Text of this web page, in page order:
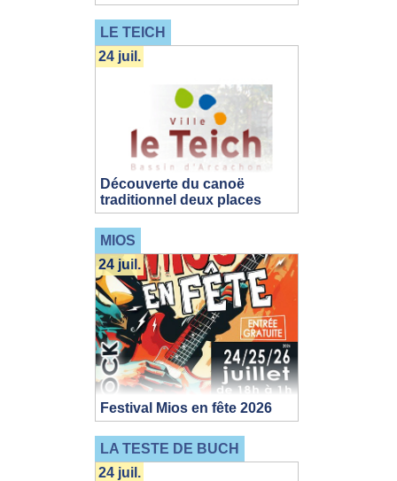
LE TEICH
Découverte du canoë
traditionnel deux places
24 juil.
MIOS
Festival Mios en fête 2026
24 juil.
LA TESTE DE BUCH
24 juil.